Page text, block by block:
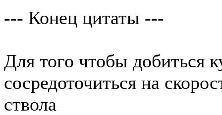
--- Конец цитаты ---
Для того чтобы добиться
сосредоточиться на
ствола